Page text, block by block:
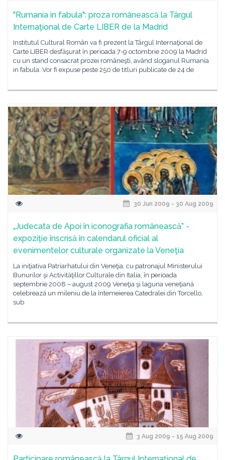
"Rumanía in fabula": proza românească la Târgul
Internaţional de Carte LIBER de la Madrid
Institutul Cultural Român va fi prezent la Târgul Internaţional de
Carte LIBER desfăşurat în perioada 7-9 octombrie 2009 la Madrid
cu un stand consacrat prozei româneşti, având sloganul Rumanía
in fabula. Vor fi expuse peste 250 de titluri publicate de 24 de
30 Jun 2009 - 30 Aug 2009
„Judecata de Apoi în iconografia românească” -
expoziţie înscrisă în calendarul oficial al
evenimentelor culturale organizate la Veneţia
La iniţiativa Patriarhatului din Veneţia, cu patronajul Ministerului
Bunurilor şi Activităţillor Culturale din Italia, în perioada
septembrie 2008 – august 2009 Veneţia şi laguna veneţiană
celebrează un mileniu de la întemeierea Catedralei din Torcello,
sub
3 Aug 2009 - 15 Aug 2009